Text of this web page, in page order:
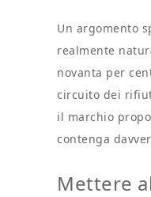
Un argomento
realmente
novanta per
circuito dei
il marchio
contenga
Mettere